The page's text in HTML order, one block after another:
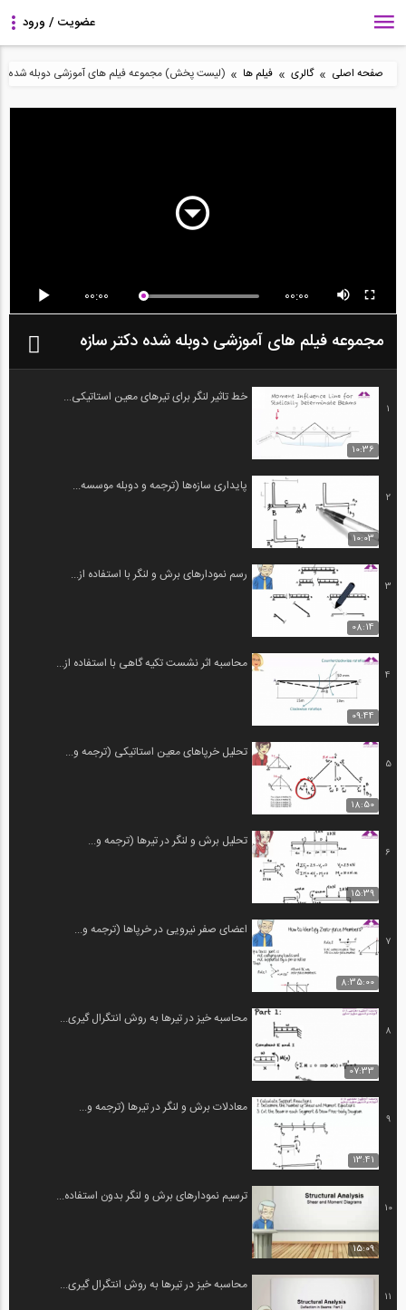
صفحه اصلی » گالری » فیلم ها » (لیست پخش) مجموعه فیلم های آموزشی دوبله شده
00:00 00:00
مجموعه فیلم های آموزشی دوبله شده دکتر سازه
1
10:36
خط تاثیر لنگر برای تیرهای معین استاتیکی...
2
10:03
پایداری سازه‌ها (ترجمه و دوبله موسسه...
3
08:14
رسم نمودارهای برش و لنگر با استفاده از...
4
09:44
محاسبه اثر نشست تکیه گاهی با استفاده از...
5
18:50
تحلیل خرپاهای معین استاتیکی (ترجمه و...
6
15:39
تحلیل برش و لنگر در تیرها (ترجمه و...
7
8:35:00
اعضای صفر نیرویی در خرپاها (ترجمه و...
8
07:33
محاسبه خیز در تیرها به روش انتگرال گیری...
9
13:41
معادلات برش و لنگر در تیرها (ترجمه و...
10
15:09
ترسیم نمودارهای برش و لنگر بدون استفاده...
11
محاسبه خیز در تیرها به روش انتگرال گیری...